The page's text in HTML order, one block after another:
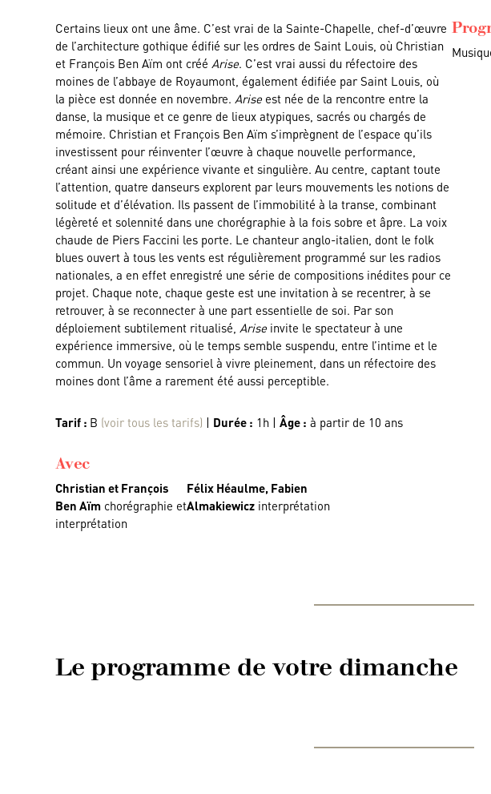
Certains lieux ont une âme. C’est vrai de la Sainte-Chapelle, chef-d’œuvre
de l’architecture gothique édifié sur les ordres de Saint Louis, où Christian
et François Ben Aïm ont crééArise. C’est vrai aussi du réfectoire des
moines de l’abbaye de Royaumont, également édifiée par Saint Louis, où
la pièce est donnée en novembre.Arise est née de la rencontre entre la
danse, la musique et ce genre de lieux atypiques, sacrés ou chargés de
mémoire. Christian et François Ben Aïm s’imprègnent de l’espace qu’ils
investissent pour réinventer l’œuvre à chaque nouvelle performance,
créant ainsi une expérience vivante et singulière. Au centre, captant toute
l’attention, quatre danseurs explorent par leurs mouvements les notions de
solitude et d’élévation. Ils passent de l’immobilité à la transe, combinant
légèreté et solennité dans une chorégraphie à la fois sobre et âpre. La voix
chaude de Piers Faccini les porte. Le chanteur anglo-italien, dont le folk
blues ouvert à tous les vents est régulièrement programmé sur les radios
nationales, a en effet enregistré une série de compositions inédites pour ce
projet. Chaque note, chaque geste est une invitation à se recentrer, à se
retrouver, à se reconnecter à une part essentielle de soi. Par son
déploiement subtilement ritualisé,Arise invite le spectateur à une
expérience immersive, où le temps semble suspendu, entre l’intime et le
commun. Un voyage sensoriel à vivre pleinement, dans un réfectoire des
moines dont l’âme a rarement été aussi perceptible.
Tarif : B (voir tous les tarifs) | Durée : 1h |Âge : à partir de 10 ans
Avec
Christian et François
Ben Aïm chorégraphie et
interprétation
Félix Héaulme, Fabien
Almakiewicz interprétation
Le programme de votre dimanche